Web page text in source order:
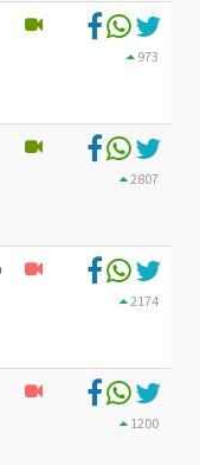
973
2807
2174
1200